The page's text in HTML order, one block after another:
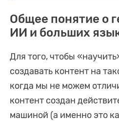
Общее понятие о
ИИ и больших
Для того, чтобы
создавать контент на
когда мы не можем
контент создан
машиной (а именно это